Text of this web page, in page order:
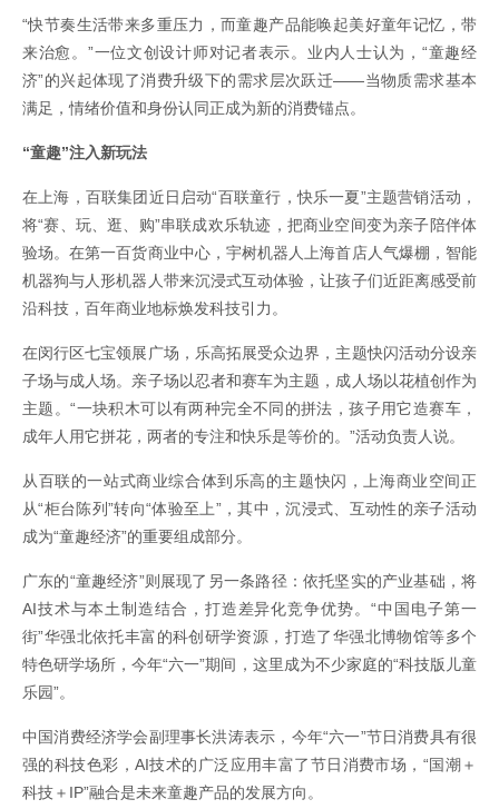
“快节奏生活带来多重压力，而童趣产品能唤起美好童年记忆，带
来治愈。”一位文创设计师对记者表示。业内人士认为，“童趣经
济”的兴起体现了消费升级下的需求层次跃迁——当物质需求基本
满足，情绪价值和身份认同正成为新的消费锚点。
“童趣”注入新玩法
在上海，百联集团近日启动“百联童行，快乐一夏”主题营销活动，
将“赛、玩、逛、购”串联成欢乐轨迹，把商业空间变为亲子陪伴体
验场。在第一百货商业中心，宇树机器人上海首店人气爆棚，智能
机器狗与人形机器人带来沉浸式互动体验，让孩子们近距离感受前
沿科技，百年商业地标焕发科技引力。
在闵行区七宝领展广场，乐高拓展受众边界，主题快闪活动分设亲
子场与成人场。亲子场以忍者和赛车为主题，成人场以花植创作为
主题。“一块积木可以有两种完全不同的拼法，孩子用它造赛车，
成年人用它拼花，两者的专注和快乐是等价的。”活动负责人说。
从百联的一站式商业综合体到乐高的主题快闪，上海商业空间正
从“柜台陈列”转向“体验至上”，其中，沉浸式、互动性的亲子活动
成为“童趣经济”的重要组成部分。
广东的“童趣经济”则展现了另一条路径：依托坚实的产业基础，将
AI技术与本土制造结合，打造差异化竞争优势。“中国电子第一
街”华强北依托丰富的科创研学资源，打造了华强北博物馆等多个
特色研学场所，今年“六一”期间，这里成为不少家庭的“科技版儿童
乐园”。
中国消费经济学会副理事长洪涛表示，今年“六一”节日消费具有很
强的科技色彩，AI技术的广泛应用丰富了节日消费市场，“国潮＋
科技＋IP”融合是未来童趣产品的发展方向。